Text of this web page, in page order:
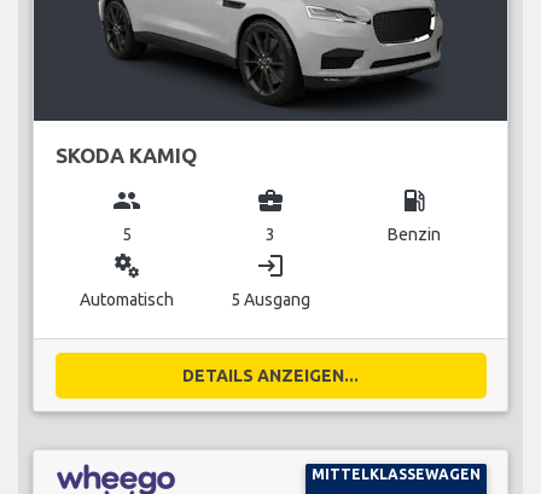
SKODA KAMIQ
group
5
business_center
3
local_gas_station
Benzin
miscellaneous_services
Automatisch
login
5 Ausgang
DETAILS ANZEIGEN...
MITTELKLASSEWAGEN